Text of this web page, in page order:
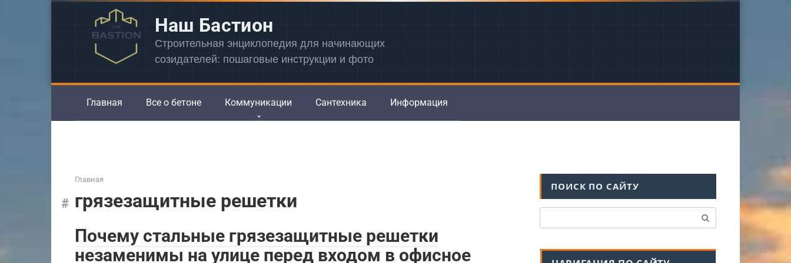
Наш Бастион
Строительная энциклопедия для начинающих
созидателей: пошаговые инструкции и фото
Главная Все о бетоне Коммуникации Сантехника Информация
Главная
грязезащитные решетки
Почему стальные грязезащитные решетки
незаменимы на улице перед входом в офисное
ПОИСК ПО САЙТУ